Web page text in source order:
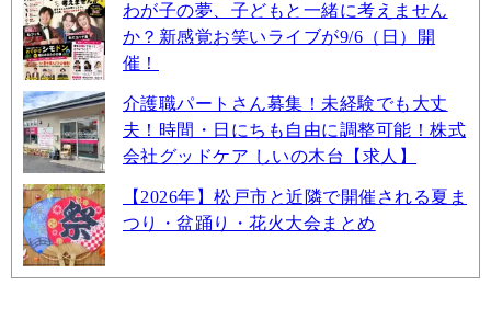
わが子の夢、子どもと一緒に考えません
か？新感覚お笑いライブが9/6（日）開
催！
介護職パートさん募集！未経験でも大丈
夫！時間・日にちも自由に調整可能！株式
会社グッドケア しいの木台【求人】
【2026年】松戸市と近隣で開催される夏ま
つり・盆踊り・花火大会まとめ